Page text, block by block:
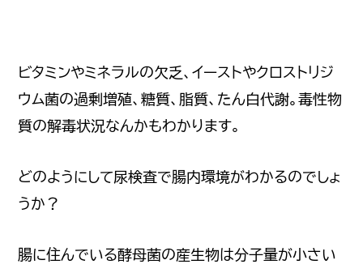
ビタミンやミネラルの欠乏、イーストやクロストリジ
ウム菌の過剰増殖、糖質、脂質、たん白代謝。毒性物
質の解毒状況なんかもわかります。
どのようにして尿検査で腸内環境がわかるのでしょ
うか？
腸に住んでいる酵母菌の産生物は分子量が小さい